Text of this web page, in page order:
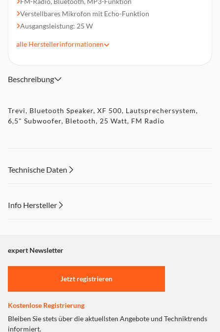
Verstellbares Mikrofon mit Echo-Funktion
Ausgangsleistung: 25 W
alle Herstellerinformationen
Beschreibung
Trevi, Bluetooth Speaker, XF 500, Lautsprechersystem,
6,5" Subwoofer, Bletooth, 25 Watt, FM Radio
Technische Daten
Info Hersteller
"Marketing".
Einstellungen anpassen
expert Newsletter
Jetzt registrieren
Kostenlose Registrierung
Bleiben Sie stets über die aktuellsten Angebote und Techniktrends
informiert.